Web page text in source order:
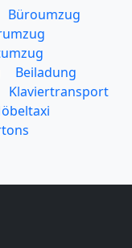
Büroumzug
Beiladung
Klaviertransport